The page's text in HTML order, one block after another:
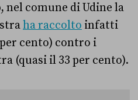
nel comune di Udine la
ha raccolto infatti
cento) contro i
(quasi il 33 per cento).